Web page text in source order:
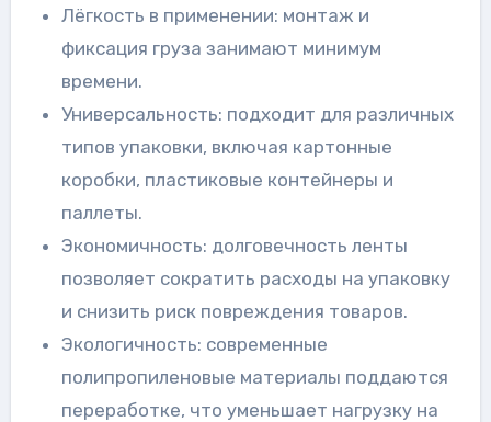
Лёгкость в применении: монтаж и
фиксация груза занимают минимум
времени.
Универсальность: подходит для различных
типов упаковки, включая картонные
коробки, пластиковые контейнеры и
паллеты.
Экономичность: долговечность ленты
позволяет сократить расходы на упаковку
и снизить риск повреждения товаров.
Экологичность: современные
полипропиленовые материалы поддаются
переработке, что уменьшает нагрузку на